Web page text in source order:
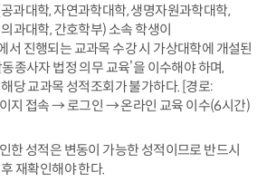
과대학, 자연과학대학, 생명자원과학대학,
과대학, 간호학부) 소속 학생이
서 진행되는 교과목 수강 시 가상대학에 개설된
종사자 법정 의무 교육’을 이수해야 하며,
당 교과목 성적조회가 불가하다. [경로:
지 접속 → 로그인 → 온라인 교육 이수(6시간)
한 성적은 변동이 가능한 성적이므로 반드시
재확인해야 한다.